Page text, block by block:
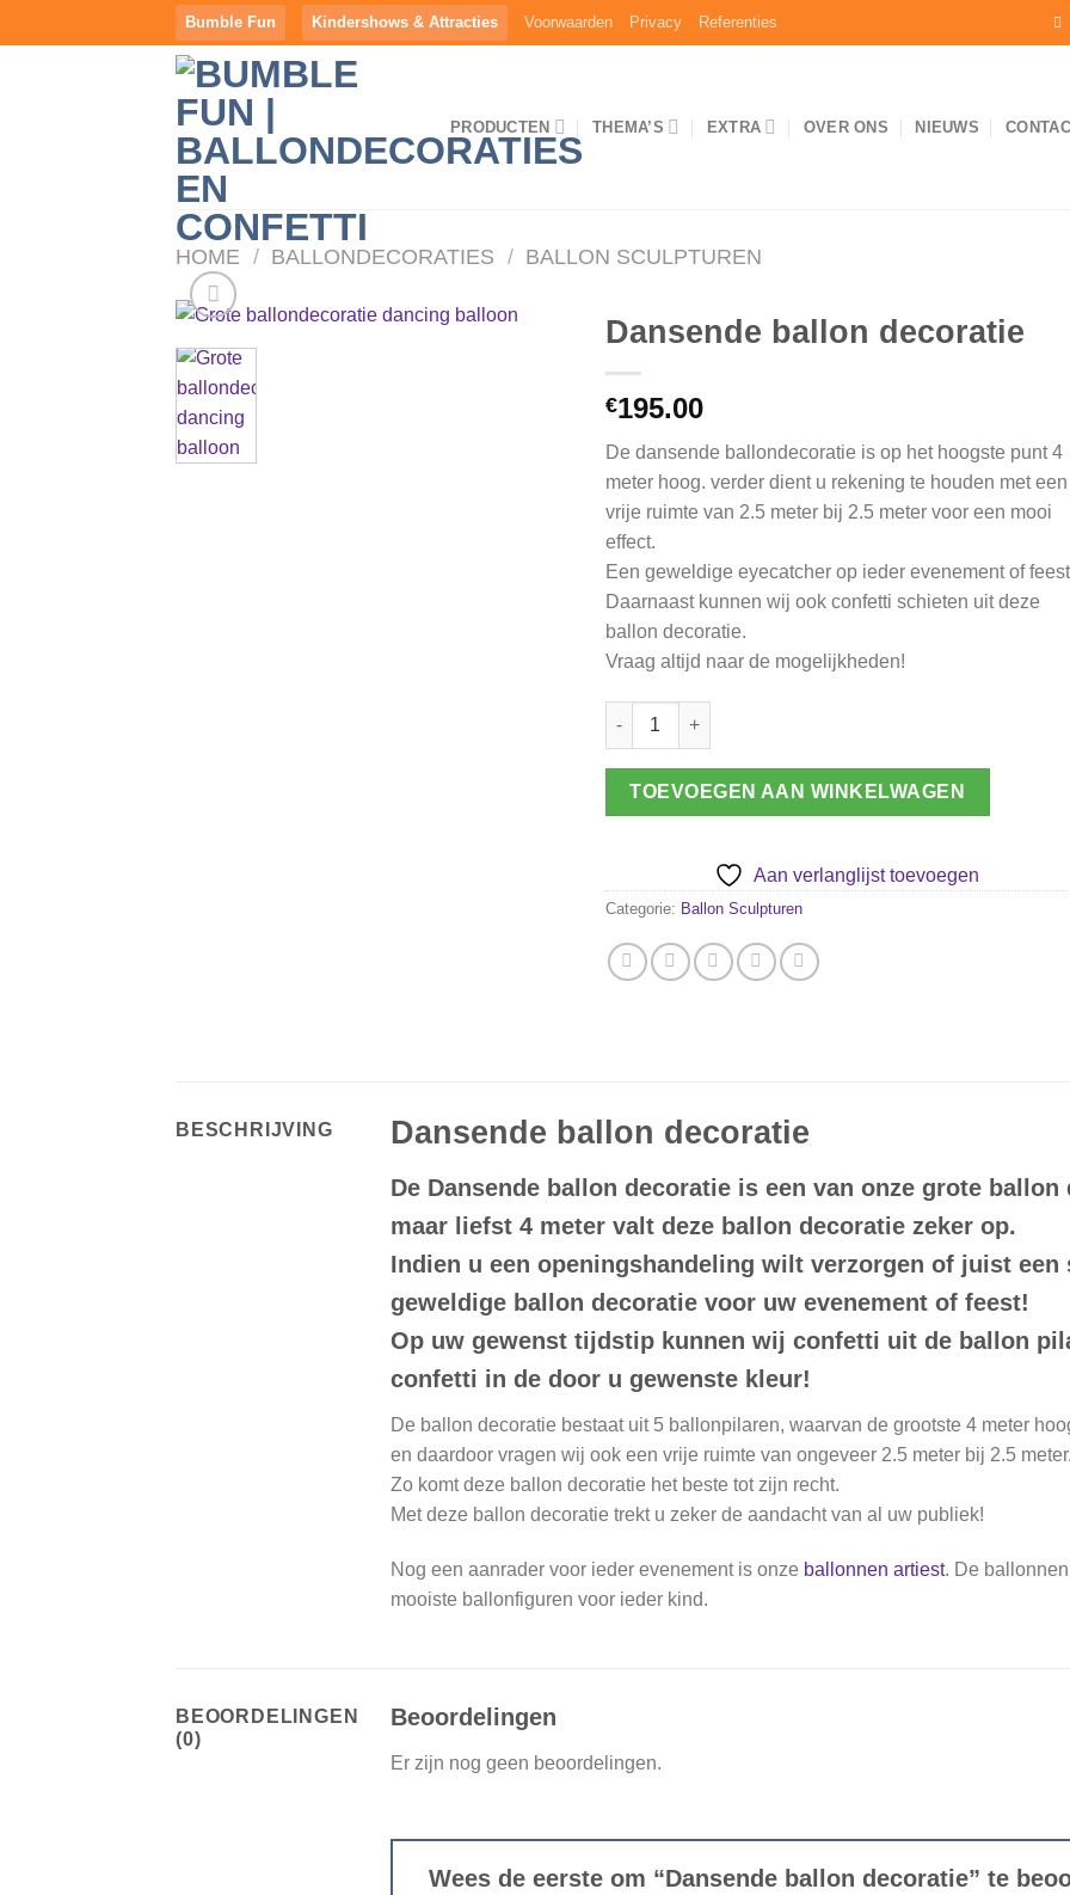
naar
Bumble Fun Kindershows & Attracties Voorwaarden Privacy Referenties
PRODUCTEN THEMA’S EXTRA OVER ONS NIEUWS
HOME / BALLONDECORATIES / BALLON SCULPTUREN
Dansende ballon decoratie
€195.00
De dansende ballondecoratie is op het hoogste punt 4
meter hoog. verder dient u rekening te houden met een
vrije ruimte van 2.5 meter bij 2.5 meter voor een mooi
effect.
Een geweldige eyecatcher op ieder evenement of
Daarnaast kunnen wij ook confetti schieten uit deze
ballon decoratie.
Vraag altijd naar de mogelijkheden!
Dansende ballon decoratie aantal
TOEVOEGEN AAN WINKELWAGEN
Aan verlanglijst toevoegen
Categorie: Ballon Sculpturen
BESCHRIJVING Dansende ballon decoratie
De Dansende ballon decoratie is een van onze grote
maar liefst 4 meter valt deze ballon decoratie zeker op.
Indien u een openingshandeling wilt verzorgen of juist
geweldige ballon decoratie voor uw evenement of feest!
Op uw gewenst tijdstip kunnen wij confetti uit de ballon
confetti in de door u gewenste kleur!
De ballon decoratie bestaat uit 5 ballonpilaren, waarvan de grootste 4 meter
en daardoor vragen wij ook een vrije ruimte van ongeveer 2.5 meter bij 2.5 meter.
Zo komt deze ballon decoratie het beste tot zijn recht.
Met deze ballon decoratie trekt u zeker de aandacht van al uw publiek!
Nog een aanrader voor ieder evenement is onze ballonnen artiest. De
mooiste ballonfiguren voor ieder kind.
BEOORDELINGEN
(0)
Beoordelingen
Er zijn nog geen beoordelingen.
Wees de eerste om “Dansende ballon decoratie” te